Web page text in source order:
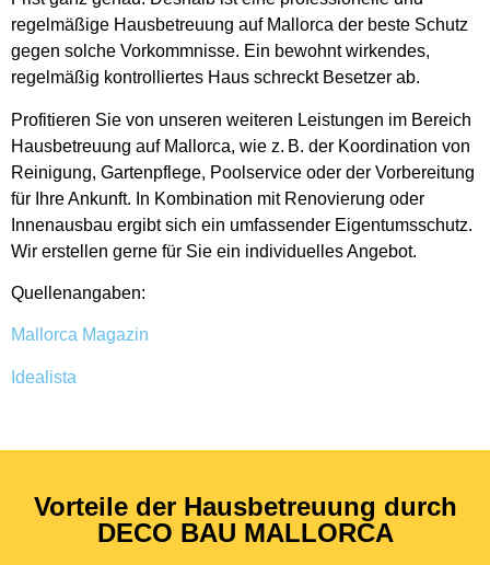
regelmäßige Hausbetreuung auf Mallorca der beste Schutz
gegen solche Vorkommnisse. Ein bewohnt wirkendes,
regelmäßig kontrolliertes Haus schreckt Besetzer ab.
Profitieren Sie von unseren weiteren Leistungen im Bereich
Hausbetreuung auf Mallorca, wie z. B. der Koordination von
Reinigung, Gartenpflege, Poolservice oder der Vorbereitung
für Ihre Ankunft. In Kombination mit Renovierung oder
Innenausbau ergibt sich ein umfassender Eigentumsschutz.
Wir erstellen gerne für Sie ein individuelles Angebot.
Quellenangaben:
Mallorca Magazin
Idealista
Vorteile der Hausbetreuung durch
DECO BAU MALLORCA